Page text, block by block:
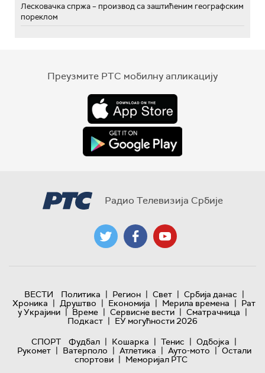
Лесковачка спржа – производ са заштићеним географским
пореклом
Преузмите РТС мобилну апликацију
Радио Телевизија Србије
ВЕСТИ Политика | Регион | Свет | Србија данас |
Хроника | Друштво | Економија | Мерила времена | Рат
у Украјини | Време | Сервисне вести | Сматрачница |
Подкаст | ЕУ могућности 2026
СПОРТ
Фудбал | Кошарка | Тенис | Одбојка |
Рукомет | Ватерполо | Атлетика | Ауто-мото | Остали
спортови | Меморијал РТС